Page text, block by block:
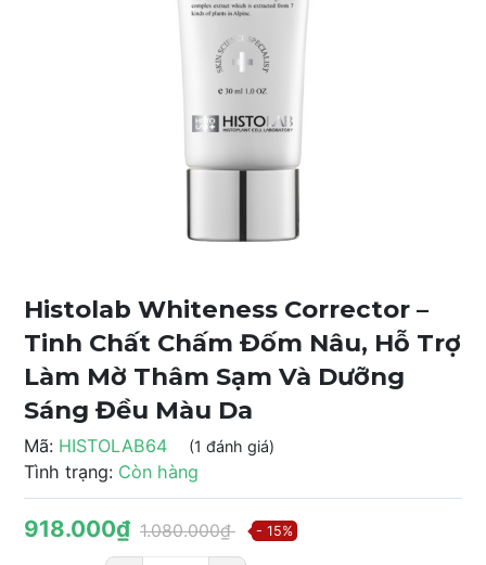
Histolab Whiteness Corrector –
Tinh Chất Chấm Đốm Nâu, Hỗ Trợ
Làm Mờ Thâm Sạm Và Dưỡng
Sáng Đều Màu Da
Mã: HISTOLAB64 (1 đánh giá)
Tình trạng: Còn hàng
918.000₫ 1.080.000₫ - 15%